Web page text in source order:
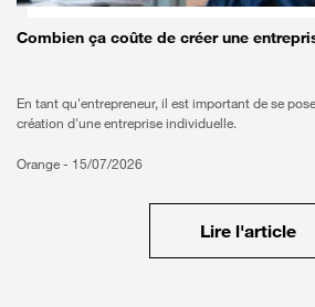
Combien ça coûte de créer une
En tant qu'entrepreneur, il est important de se
création d'une entreprise individuelle.
Orange - 15/07/2026
Lire l'article